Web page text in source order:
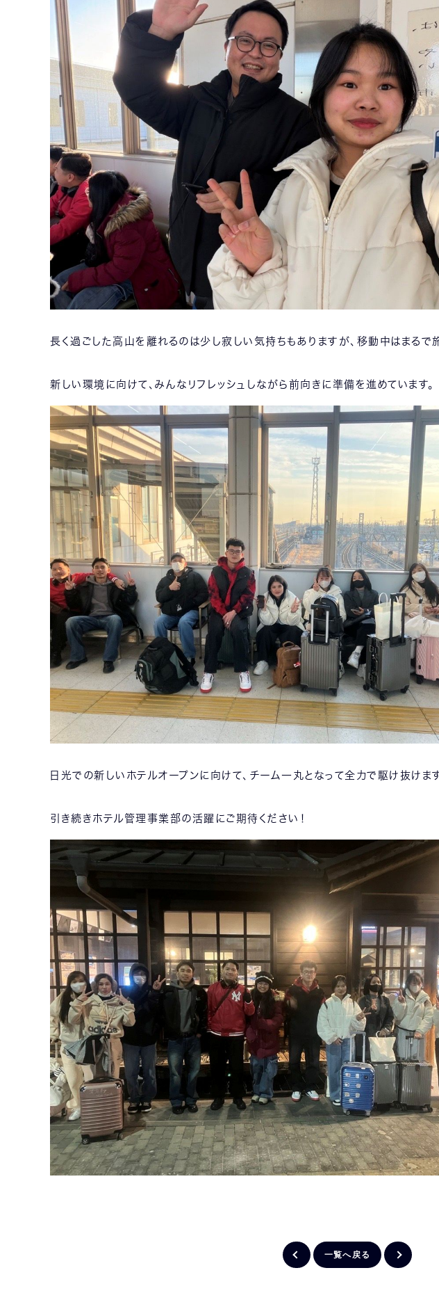
長く過ごした高山を離れるのは少し寂しい気持ちもありますが、移動中はまるで
新しい環境に向けて、みんなリフレッシュしながら前向きに準備を進めています。
日光での新しいホテルオープンに向けて、チーム一丸となって全力で駆け抜けます
引き続きホテル管理事業部の活躍にご期待ください！
一覧へ戻る